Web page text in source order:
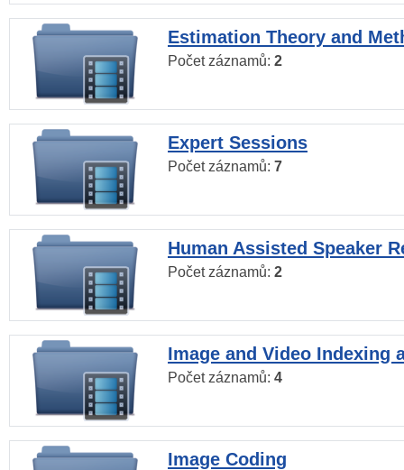
Estimation Theory and
Počet záznamů: 2
Expert Sessions
Počet záznamů: 7
Human Assisted Speaker
Počet záznamů: 2
Image and Video Indexing
Počet záznamů: 4
Image Coding